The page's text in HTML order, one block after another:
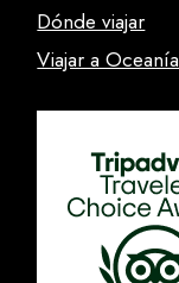
Dónde viajar
Viajar a Oceanía